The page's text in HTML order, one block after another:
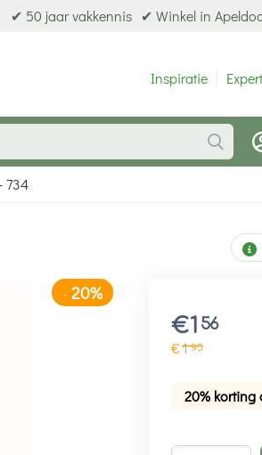
✔ 50 jaar vakkennis ✔ Winkel in
Inspiratie
734
€1 56
€195
20% korting